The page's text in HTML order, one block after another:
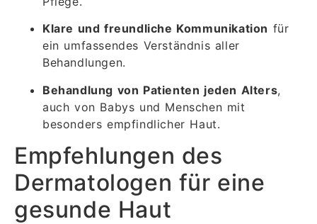
Klare und freundliche Kommunikation für
ein umfassendes Verständnis aller
Behandlungen.
Behandlung von Patienten jeden Alters,
auch von Babys und Menschen mit
besonders empfindlicher Haut.
Empfehlungen des
Dermatologen für eine
gesunde Haut